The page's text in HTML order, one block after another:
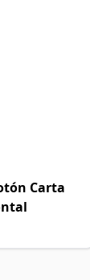
Carta